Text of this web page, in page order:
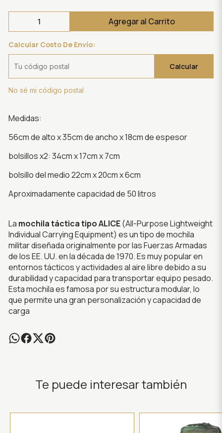
Agregar al Carrito
Calcular Costo De Envío:
Calcular
No sé mi código postal
Medidas:
56cm de alto x 35cm de ancho x 18cm de espesor
bolsillos x2: 34cm x 17cm x 7cm
bolsillo del medio 22cm x 20cm x 6cm
Aproximadamente capacidad de 50 litros
La mochila táctica tipo ALICE(All-Purpose Lightweight
Individual Carrying Equipment) es un tipo de mochila
militar diseñada originalmente por las Fuerzas Armadas
de los EE. UU. en la década de 1970. Es muy popular en
entornos tácticos y actividades al aire libre debido a su
durabilidad y capacidad para transportar equipo pesado.
Esta mochila es famosa por su estructura modular, lo
que permite una gran personalización y capacidad de
carga
Te puede interesar también